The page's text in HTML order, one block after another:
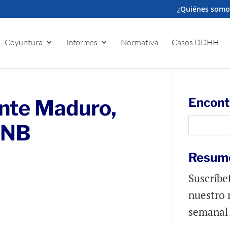
¿Quiénes
Coyuntura Informes Normativa Casos DDHH
Maduro,
nuestro